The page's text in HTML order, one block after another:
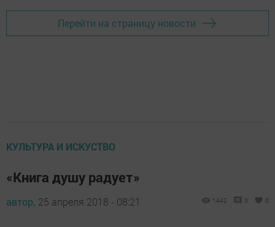
Перейти на страницу новости
КУЛЬТУРА И ИСКУСТВО
«Книга душу радует»
автор, 25 апреля 2018 - 08:21 1442 0 0